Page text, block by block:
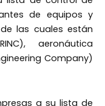
de equipos y
las cuales están
aeronáutica
Company)
a su lista de